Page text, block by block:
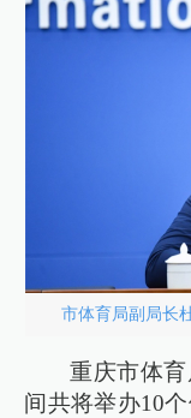
市体育局副局长
重庆市体
间共将举办10